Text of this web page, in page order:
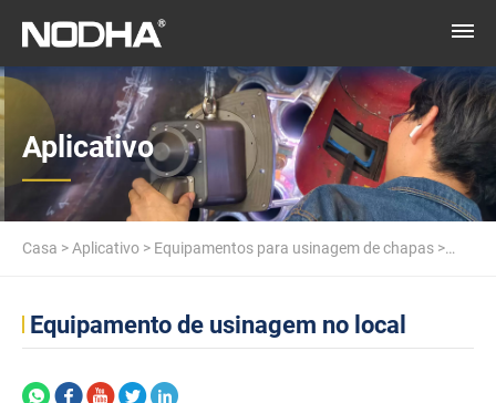
Aplicativo
Casa >Aplicativo > Equipamentos para usinagem de chapas >
Equipamento de usinagem no local